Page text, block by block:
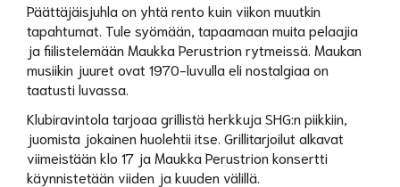
Päättäjäisjuhla on yhtä rento kuin viikon muutkin
tapahtumat. Tule syömään, tapaamaan muita pelaajia
ja fiilistelemään Maukka Perustrion rytmeissä. Maukan
musiikin juuret ovat 1970-luvulla eli nostalgiaa on
taatusti luvassa.
Klubiravintola tarjoaa grillistä herkkuja SHG:n piikkiin,
juomista jokainen huolehtii itse. Grillitarjoilut alkavat
viimeistään klo 17 ja Maukka Perustrion konsertti
käynnistetään viiden ja kuuden välillä.